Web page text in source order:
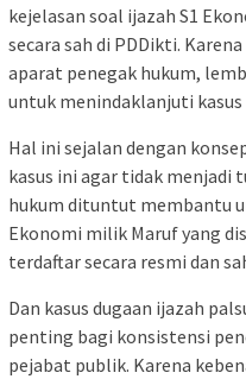
kejelasan soal ijazah S1
secara sah di PDDikti.
aparat penegak hukum,
untuk menindaklanjuti kasus
Hal ini sejalan dengan
kasus ini agar tidak menjadi
hukum dituntut membantu
Ekonomi milik Maruf yang
terdaftar secara resmi dan
Dan kasus dugaan ijazah
penting bagi konsistensi
pejabat publik. Karena